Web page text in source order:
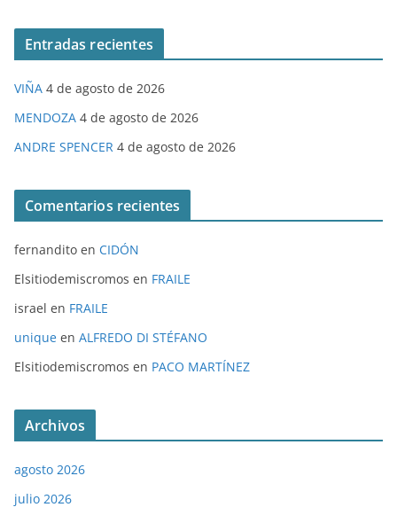
Entradas recientes
VIÑA 4 de agosto de 2026
MENDOZA 4 de agosto de 2026
ANDRE SPENCER 4 de agosto de 2026
Comentarios recientes
fernandito en CIDÓN
Elsitiodemiscromos en FRAILE
israel en FRAILE
unique en ALFREDO DI STÉFANO
Elsitiodemiscromos en PACO MARTÍNEZ
Archivos
agosto 2026
julio 2026